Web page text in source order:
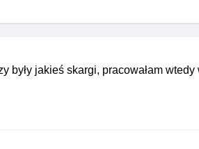
jakieś skargi, pracowałam wtedy